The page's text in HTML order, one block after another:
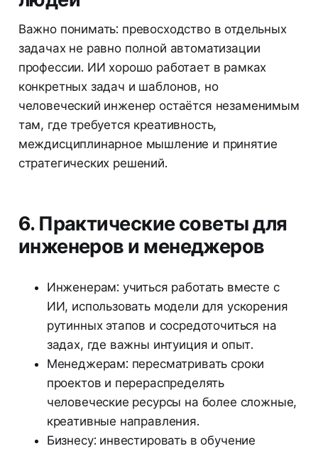
Важно понимать: превосходство в отдельных
задачах не равно полной автоматизации
профессии. ИИ хорошо работает в рамках
конкретных задач и шаблонов, но
человеческий инженер остаётся незаменимым
там, где требуется креативность,
междисциплинарное мышление и принятие
стратегических решений.
6. Практические советы для
инженеров и менеджеров
Инженерам: учиться работать вместе с
ИИ, использовать модели для ускорения
рутинных этапов и сосредоточиться на
задах, где важны интуиция и опыт.
Менеджерам: пересматривать сроки
проектов и перераспределять
человеческие ресурсы на более сложные,
креативные направления.
Бизнесу: инвестировать в обучение